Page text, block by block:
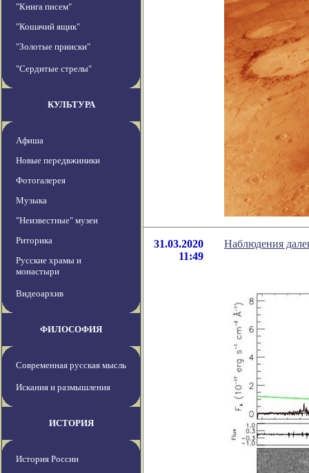
"Книга писем"
"Кошачий ящик"
"Золотые прииски"
"Сердитые стрелы"
КУЛЬТУРА
Афиша
Новые передвжиники
Фотогалерея
Музыка
"Неизвестные" музеи
Риторика
Русские храмы и
монастыри
Видеоархив
ФИЛОСОФИЯ
Современная русская мысль
Искания и размышления
ИСТОРИЯ
История России
31.03.2020
11:49
Наблюдения